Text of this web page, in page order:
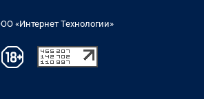
«Интернет Технологии»